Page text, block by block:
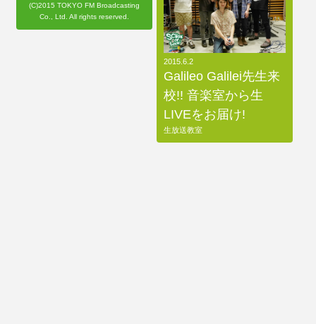
(C)2015 TOKYO FM Broadcasting
Co., Ltd. All rights reserved.
2015.6.2
Galileo Galilei先生来
校!! 音楽室から生
LIVEをお届け!
生放送教室